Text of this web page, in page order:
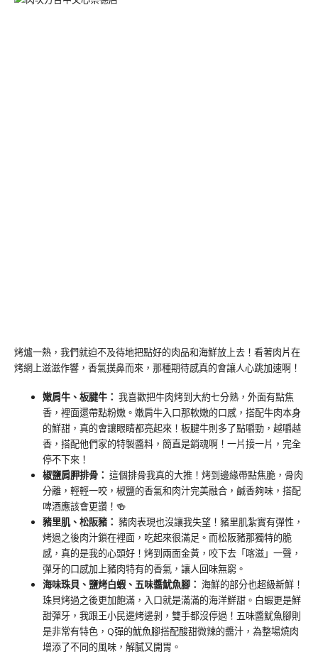
烤爐一熱，我們就迫不及待地把點好的肉品和海鮮放上去！看著肉片在
烤網上滋滋作響，香氣撲鼻而來，那種期待感真的會讓人心跳加速啊！
嫩肩牛、板腱牛： 我喜歡把牛肉烤到大約七分熟，外面有點焦
香，裡面還帶點粉嫩。嫩肩牛入口那軟嫩的口感，搭配牛肉本身
的鮮甜，真的會讓眼睛都亮起來！板腱牛則多了點嚼勁，越嚼越
香，搭配他們家的特製醬料，簡直是銷魂啊！一片接一片，完全
停不下來！
椒鹽肩胛排骨： 這個排骨我真的大推！烤到邊緣帶點焦脆，骨肉
分離，輕輕一咬，椒鹽的香氣和肉汁完美融合，鹹香夠味，搭配
啤酒應該會更讚！🍻
豬里肌、松阪豬： 豬肉表現也沒讓我失望！豬里肌紮實有彈性，
烤過之後肉汁鎖在裡面，吃起來很滿足。而松阪豬那獨特的脆
感，真的是我的心頭好！烤到兩面金黃，咬下去「喀滋」一聲，
彈牙的口感加上豬肉特有的香氣，讓人回味無窮。
海味珠貝、鹽烤白蝦、五味醬魷魚腳： 海鮮的部分也超級新鮮！
珠貝烤過之後更加飽滿，入口就是滿滿的海洋鮮甜。白蝦更是鮮
甜彈牙，我跟王小民邊烤邊剝，雙手都沒停過！五味醬魷魚腳則
是非常有特色，Q彈的魷魚腳搭配酸甜微辣的醬汁，為整場燒肉
增添了不同的風味，解膩又開胃。